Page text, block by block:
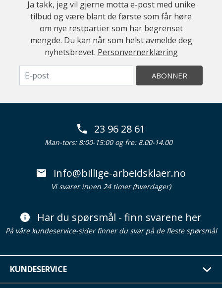
Ja takk, jeg vil gjerne motta e-post med unike
tilbud og være blant de første som får høre
om nye restpartier som har begrenset
mengde. Du kan når som helst avmelde deg
nyhetsbrevet. Personvernerklæring
ABONNER
23 96 28 61
Man-tors: 8:00-15:00 og fre: 8.00-14.00
info@billige-arbeidsklaer.no
Vi svarer innen 24 timer (hverdager)
Har du spørsmål - finn svarene her
På våre kundeservice-sider finner du svar på de fleste spørsmål
KUNDESERVICE